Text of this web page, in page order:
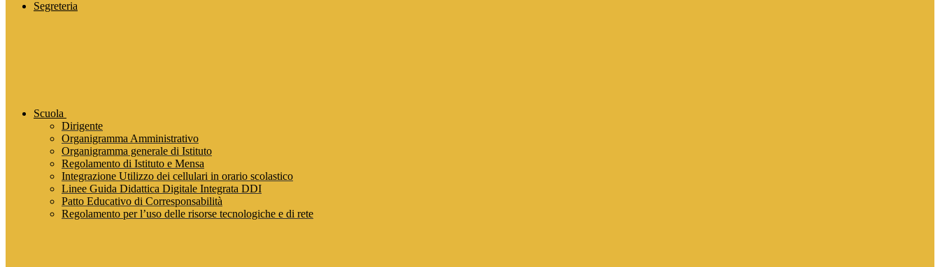
Segreteria
Scuola
Dirigente
Organigramma Amministrativo
Organigramma generale di Istituto
Regolamento di Istituto e Mensa
Integrazione Utilizzo dei cellulari in orario scolastico
Linee Guida Didattica Digitale Integrata DDI
Patto Educativo di Corresponsabilità
Regolamento per l’uso delle risorse tecnologiche e di rete